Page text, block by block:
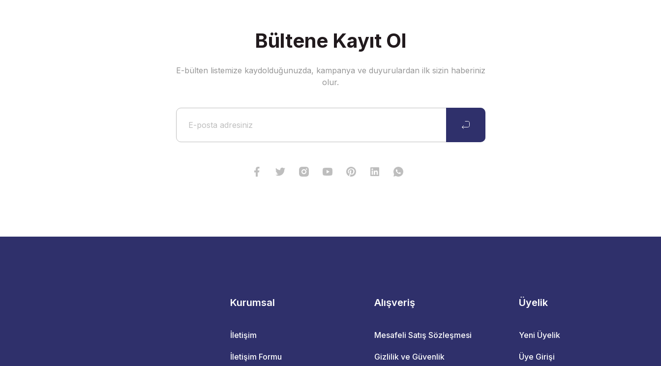
Gönder
Bültene Kayıt Ol
E-bülten listemize kaydolduğunuzda, kampanya ve duyurulardan ilk sizin haberiniz
olur.
Kurumsal
İletişim
İletişim Formu
Alışveriş
Mesafeli Satış Sözleşmesi
Gizlilik ve Güvenlik
Üyelik
Yeni Üyelik
Üye Girişi